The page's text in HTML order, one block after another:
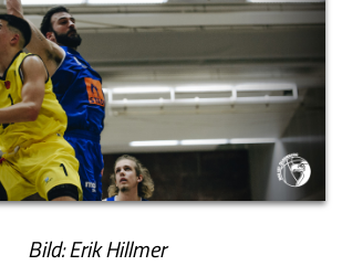
Bild: Erik Hillmer